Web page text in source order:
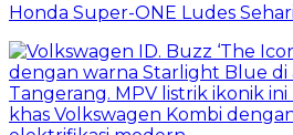
Honda Super-ONE Ludes Sehari